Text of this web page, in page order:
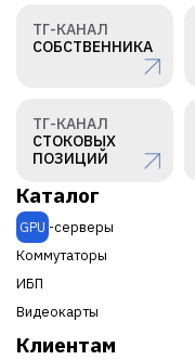
ТГ-КАНАЛ
СОБСТВЕННИКА
ТГ-КАНАЛ
СТОКОВЫХ
ПОЗИЦИЙ
Каталог
GPU -серверы
Коммутаторы
ИБП
Видеокарты
Клиентам